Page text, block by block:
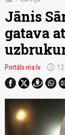
Jānis
gatava
Portāls nra.lv schedule